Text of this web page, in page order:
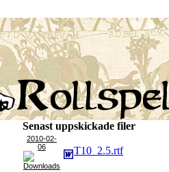
Senast uppskickade filer
2010-02-
06
T10_2.5.rtf